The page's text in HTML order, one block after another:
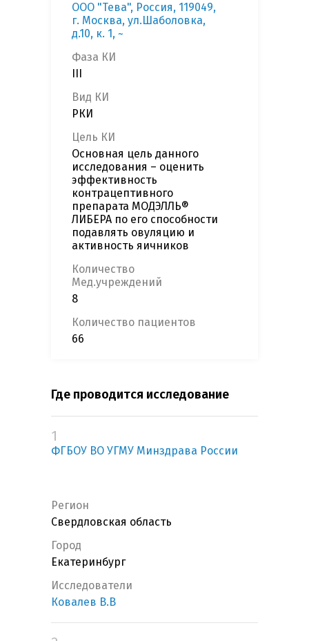
ООО "Тева", Россия, 119049,
г. Москва, ул.Шаболовка,
д.10, к. 1, ~
Фаза КИ
Вид КИ
РКИ
Цель КИ
Основная цель данного
исследования – оценить
эффективность
контрацептивного
препарата МОДЭЛЛЬ®
ЛИБЕРА по его способности
подавлять овуляцию и
активность яичников
Количество
Мед.учреждений
8
Количество пациентов
66
Где проводится исследование
1
ФГБОУ ВО УГМУ Минздрава России
Регион
Свердловская область
Город
Екатеринбург
Исследователи
Ковалев В.В